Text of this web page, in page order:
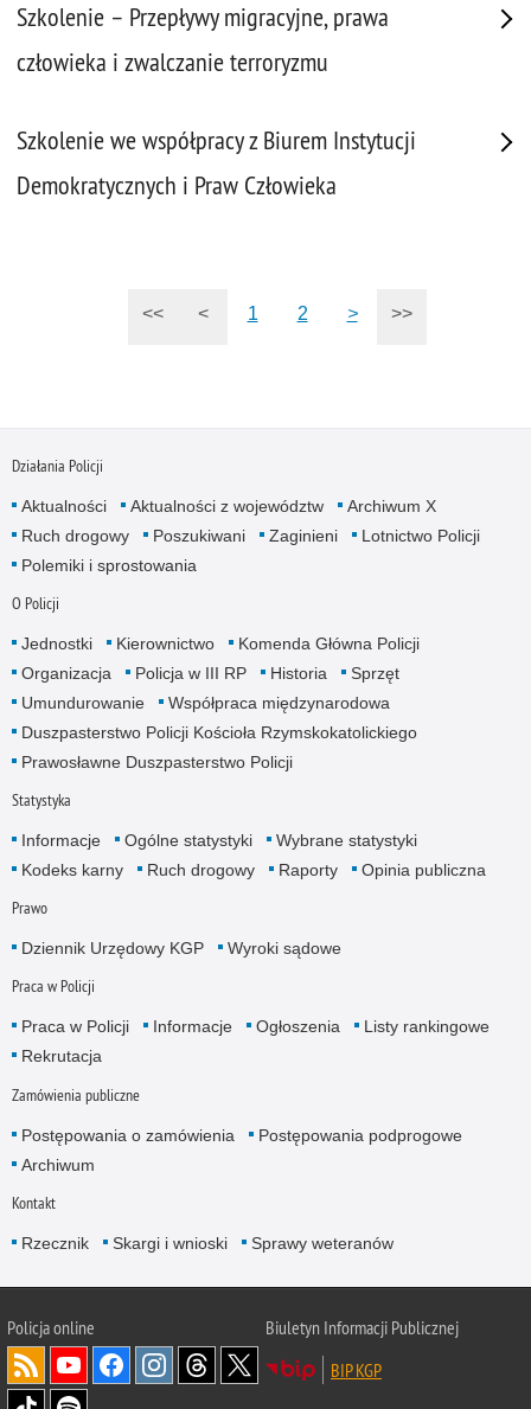
Szkolenie – Przepływy migracyjne, prawa
człowieka i zwalczanie terroryzmu
Szkolenie we współpracy z Biurem Instytucji
Demokratycznych i Praw Człowieka
<< < 1 2 > >>
Działania Policji
Aktualności Aktualności z województw
Archiwum X
Ruch drogowy
Poszukiwani Zaginieni
Lotnictwo Policji
Polemiki i sprostowania
O Policji
Jednostki Kierownictwo
Komenda Główna Policji
Organizacja
Policja w III RP Historia
Sprzęt
Umundurowanie
Współpraca międzynarodowa
Duszpasterstwo Policji Kościoła Rzymskokatolickiego
Prawosławne Duszpasterstwo Policji
Statystyka
Informacje Ogólne statystyki
Wybrane statystyki
Kodeks karny
Ruch drogowy Raporty Opinia publiczna
Prawo
Dziennik Urzędowy KGP Wyroki sądowe
Praca w Policji
Praca w Policji Informacje Ogłoszenia
Listy rankingowe
Rekrutacja
Zamówienia publiczne
Postępowania o zamówienia
Postępowania podprogowe
Archiwum
Kontakt
Rzecznik Skargi i wnioski Sprawy weteranów
Policjaonline
Biuletyn Informacji Publicznej
BIP KGP